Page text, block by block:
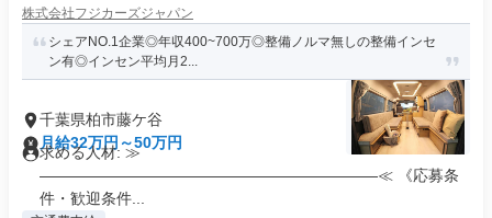
株式会社フジカーズジャパン
シェアNO.1企業◎年収400~700万◎整備ノルマ無しの整備インセ
ン有◎インセン平均月2...
千葉県柏市藤ケ谷
月給32万円～50万円
求める人材: ≫
——————————————————————≪ 《応募条
件・歓迎条件...